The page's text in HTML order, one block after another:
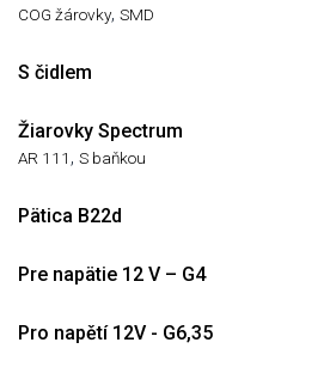
COG žárovky, SMD
S čidlem
Žiarovky Spectrum
AR 111 , S baňkou
Pätica B22d
Pre napätie 12 V – G4
Pro napětí 12V - G6,35